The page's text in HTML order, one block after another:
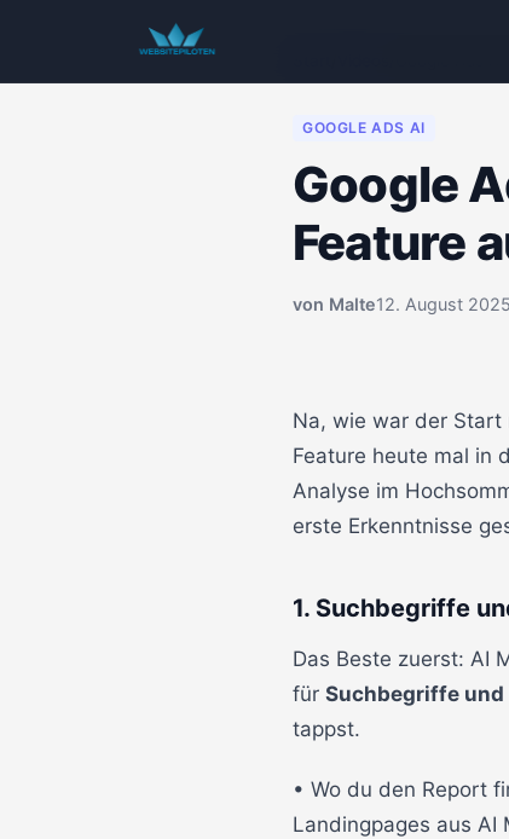
GOOGLE ADS AI
Google
Feature
von Malte12. August 2025
Na, wie war der Start
Feature heute mal in
Analyse im
erste Erkenntnisse
1. Suchbegriffe
Das Beste zuerst: AI
für Suchbegriffe und
tappst.
• Wo du den Report
Landingpages aus AI